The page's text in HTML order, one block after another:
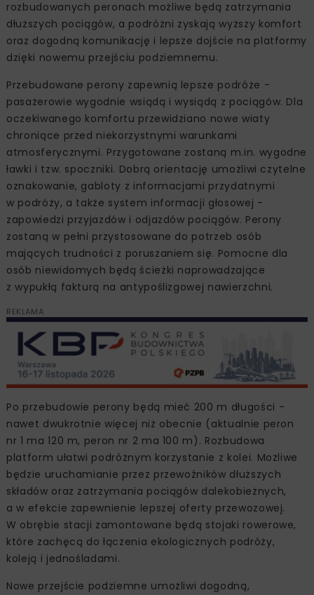
rozbudowanych peronach możliwe będą zatrzymania
dłuższych pociągów, a podróżni zyskają wyższy komfort
oraz dogodną komunikację i lepsze dojście na platformy
dzięki nowemu przejściu podziemnemu.
Przebudowane perony zapewnią lepsze podróże -
pasażerowie wygodnie wsiądą i wysiądą z pociągów. Dla
oczekiwanego komfortu przewidziano nowe wiaty
chroniące przed niekorzystnymi warunkami
atmosferycznymi. Przygotowane zostaną m.in. wygodne
ławki i tzw. spoczniki. Dobrą orientację umożliwi czytelne
oznakowanie, gabloty z informacjami przydatnymi
w podróży, a także system informacji głosowej -
zapowiedzi przyjazdów i odjazdów pociągów. Perony
zostaną w pełni przystosowane do potrzeb osób
mających trudności z poruszaniem się. Pomocne dla
osób niewidomych będą ścieżki naprowadzające
z wypukłą fakturą na antypoślizgowej nawierzchni.
REKLAMA
Po przebudowie perony będą mieć 200 m długości -
nawet dwukrotnie więcej niż obecnie (aktualnie peron
nr 1 ma 120 m, peron nr 2 ma 100 m). Rozbudowa
platform ułatwi podróżnym korzystanie z kolei. Możliwe
będzie uruchamianie przez przewoźników dłuższych
składów oraz zatrzymania pociągów dalekobieżnych,
a w efekcie zapewnienie lepszej oferty przewozowej.
W obrębie stacji zamontowane będą stojaki rowerowe,
które zachęcą do łączenia ekologicznych podróży,
koleją i jednośladami.
Nowe przejście podziemne umożliwi dogodną,